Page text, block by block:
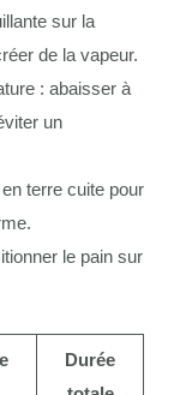
sur la
de la vapeur.
: abaisser à
un
terre cuite pour
le pain sur
Durée